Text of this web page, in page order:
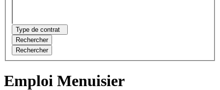
Type de contrat
Rechercher
Rechercher
Emploi Menuisier